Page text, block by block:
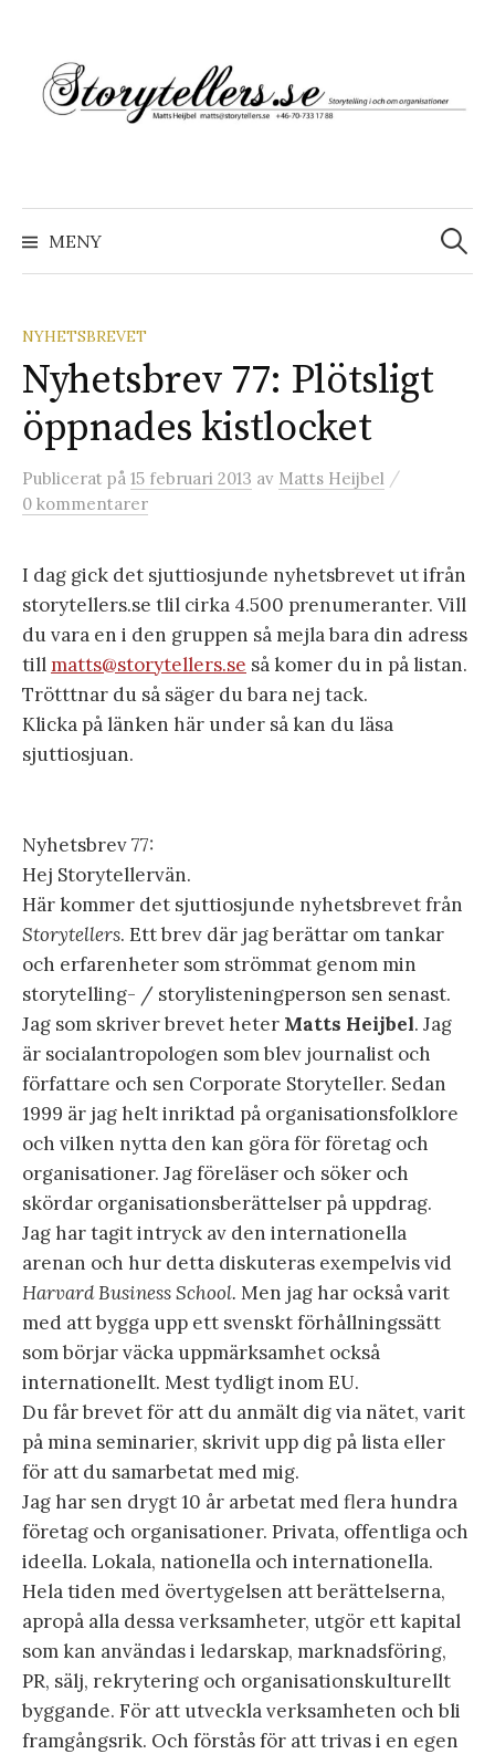
innehåll
MENY
Sök
efter:
NYHETSBREVET
Nyhetsbrev 77: Plötsligt
öppnades kistlocket
Publicerat på 15 februari 2013 av Matts Heijbel /
0 kommentarer
I dag gick det sjuttiosjunde nyhetsbrevet ut ifrån
storytellers.se tlil cirka 4.500 prenumeranter. Vill
du vara en i den gruppen så mejla bara din adress
tillmatts@storytellers.se så komer du in på listan.
Trötttnar du så säger du bara nej tack.
Klicka på länken här under så kan du läsa
sjuttiosjuan.
Nyhetsbrev 77:
Hej Storytellervän.
Här kommer det sjuttiosjunde nyhetsbrevet från
Storytellers. Ett brev där jag berättar om tankar
och erfarenheter som strömmat genom min
storytelling- / storylisteningperson sen senast.
Jag som skriver brevet heter Matts Heijbel. Jag
är socialantropologen som blev journalist och
författare och sen Corporate Storyteller. Sedan
1999 är jag helt inriktad på organisationsfolklore
och vilken nytta den kan göra för företag och
organisationer. Jag föreläser och söker och
skördar organisationsberättelser på uppdrag.
Jag har tagit intryck av den internationella
arenan och hur detta diskuteras exempelvis vid
Harvard Business School. Men jag har också varit
med att bygga upp ett svenskt förhållningssätt
som börjar väcka uppmärksamhet också
internationellt. Mest tydligt inom EU.
Du får brevet för att du anmält dig via nätet, varit
på mina seminarier, skrivit upp dig på lista eller
för att du samarbetat med mig.
Jag har sen drygt 10 år arbetat med flera hundra
företag och organisationer. Privata, offentliga och
ideella. Lokala, nationella och internationella.
Hela tiden med övertygelsen att berättelserna,
apropå alla dessa verksamheter, utgör ett kapital
som kan användas i ledarskap, marknadsföring,
PR, sälj, rekrytering och organisationskulturellt
byggande. För att utveckla verksamheten och bli
framgångsrik. Och förstås för att trivas i en egen